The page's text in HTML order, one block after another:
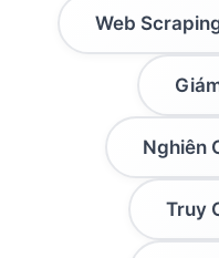
Web
Nghiên
Truy